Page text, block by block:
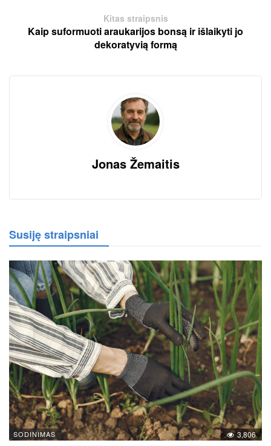
Kitas straipsnis
Kaip suformuoti araukarijos bonsą ir išlaikyti jo
dekoratyvią formą
Jonas Žemaitis
Susiję straipsniai
SODINIMAS 3,806